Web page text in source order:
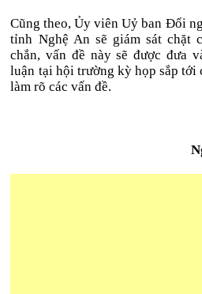
Cũng theo, Ủy viên Uỷ ban Đối
tỉnh Nghệ An sẽ giám sát chặt
chắn, vấn đề này sẽ được đưa
luận tại hội trường kỳ họp sắp tới
làm rõ các vấn đề.